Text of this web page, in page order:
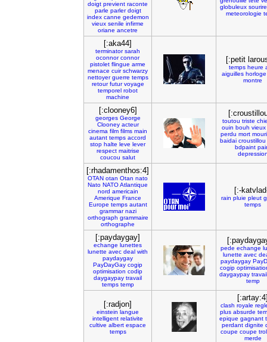
doigt previent raconte
parle parler doigt
index canne gedemon
vieux senile infirme
oriane ancetre
globuleux sourire
meteorologie
[:aka44]
terminator sarah
oconnor connor
pistolet flingue arme
menace cuir schwarzy
nettoyer guerre temps
retour futur voyage
temporel robot
machine
[:petit
temps heure
aiguilles horloge
montre
[:clooney6]
georges George
Clooney acteur
cinema film films main
autant temps accord
stop halte leve lever
respect maitrise
coucou salut
toutou triste
ouin bouh vieux
perdu mort
baidai croustillou
bdpaint
[:rhadamenthos:4]
OTAN otan Otan nato
Nato NATOAtlantique
nord americain
Amerique France
Europe temps autant
grammar nazi
orthograph grammaire
orthographe
[:-
rain pluie pleut
temps
[:paydaygay]
echange lunettes
lunette avec deal with
paydaygay
PayDayGay cogip
optimisation codip
daygaypay travail
temps temp
pede echange
lunette avec
paydaygay
cogip
daygaypay travail
temp
[:radjon]
einstein langue
intelligent relativite
cultive albert espace
temps
clash royale
plus absurde
epique gagnant
perdant dignite
coupe coupe
merde